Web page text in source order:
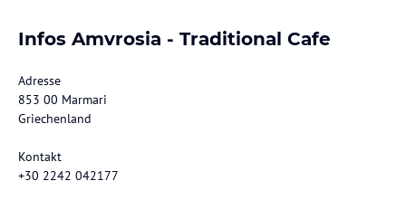
Infos Amvrosia - Traditional Cafe
Adresse
853 00 Marmari
Griechenland
Kontakt
+30 2242 042177